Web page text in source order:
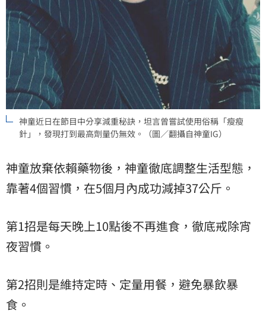
神童近日在節目中分享減重秘訣，坦言曾嘗試使用俗稱「瘦瘦
針」，發現打到最高劑量仍無效。（圖／翻攝自神童IG）
神童放棄依賴藥物後，神童徹底調整生活型態，
靠著4個習慣，在5個月內成功減掉37公斤。
第1招是每天晚上10點後不再進食，徹底戒除宵
夜習慣。
第2招則是維持定時、定量用餐，避免暴飲暴
食。